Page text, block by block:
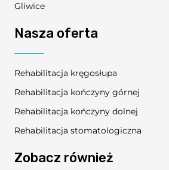
Gliwice
Nasza oferta
Rehabilitacja kręgosłupa
Rehabilitacja kończyny górnej
Rehabilitacja kończyny dolnej
Rehabilitacja stomatologiczna
Zobacz również